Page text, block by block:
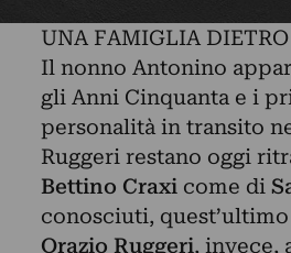
UNA FAMIGLIA
Il nonno Antonino
gli Anni Cinquanta e i
personalità in transito
Ruggeri restano oggi
Bettino Craxicome di
conosciuti,
Orazio Ruggeri, invece,